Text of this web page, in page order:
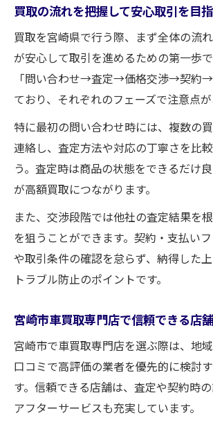
買取の流れを把握して安心取引を目
買取を宮崎県で行う際、まず全体の流
が安心して取引を進めるための第一歩
「問い合わせ→査定→価格交渉→契約→
ており、それぞれのフェーズで注意点が
特に最初の問い合わせ時には、複数の
連絡し、査定方法や対応の丁寧さを比
う。査定時は商品の状態をできるだけ
が高額買取につながります。
また、交渉段階では他社の査定結果を
を狙うことができます。契約・支払い
や取引条件の確認を怠らず、納得した
トラブル防止のポイントです。
宮崎市車買取専門店で信頼できる店
宮崎市で車買取専門店を選ぶ際は、地
口コミで高評価の業者を優先的に検討
す。信頼できる店舗は、査定や契約時の
アフターサービスも充実しています。